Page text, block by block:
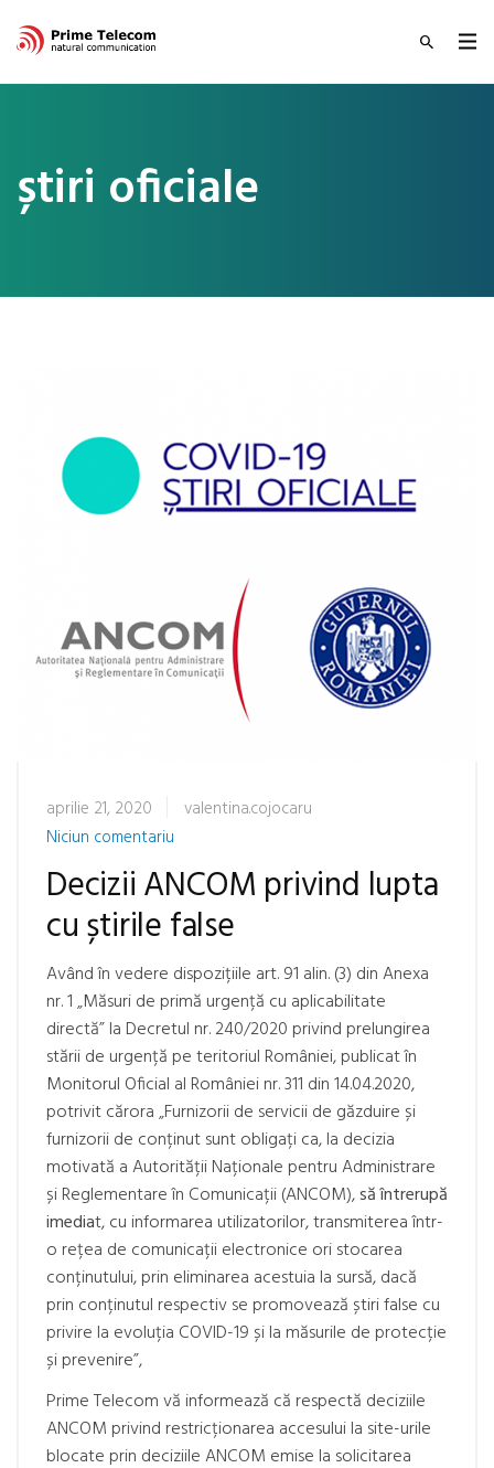
știri oficiale
aprilie 21, 2020
valentina.cojocaru
Niciun comentariu
Decizii ANCOM privind lupta
cu știrile false
Având în vedere dispozițiile art. 91 alin. (3) din Anexa
nr. 1 „Măsuri de primă urgență cu aplicabilitate
directă” la Decretul nr. 240/2020 privind prelungirea
stării de urgență pe teritoriul României, publicat în
Monitorul Oficial al României nr. 311 din 14.04.2020,
potrivit cărora „Furnizorii de servicii de găzduire și
furnizorii de conținut sunt obligați ca, la decizia
motivată a Autorității Naționale pentru Administrare
și Reglementare în Comunicații (ANCOM),să întrerupă
imediat, cu informarea utilizatorilor, transmiterea într-
o rețea de comunicații electronice ori stocarea
conținutului, prin eliminarea acestuia la sursă, dacă
prin conținutul respectiv se promovează știri false cu
privire la evoluția COVID-19 și la măsurile de protecție
și prevenire”,
Prime Telecom vă informează că respectă deciziile
ANCOM privind restricționarea accesului la site-urile
blocate prin deciziile ANCOM emise la solicitarea